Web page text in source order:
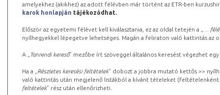
amelyekhez (akikhez) az adott félévben már történt az ETR-ben
karok honlapján tájékozódhat.
Először az egyetemi félévet kell kiválasztania, ez az oldal tetején a „
…
nyílhegyekkel lépegetve lehetséges. Magán a feliraton való kattintás az
A „ Tanrendi kereső” mezőbe írt szöveggel általános keresést végezhet
Ha a „ Részletes keresési feltételek” dobozt a jobbra mutató kettős >>
való kattintás után megjelenő listákból a kívánt tételeket (feltételenként
feltételek” rész után ellenőrizheti.